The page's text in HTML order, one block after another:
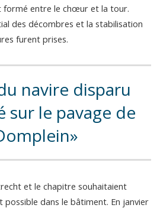
formé entre le chœur et la tour.
des décombres et la stabilisation
furent prises.
navire disparu
sur le pavage de
et le chapitre souhaitaient
dans le bâtiment. En janvier